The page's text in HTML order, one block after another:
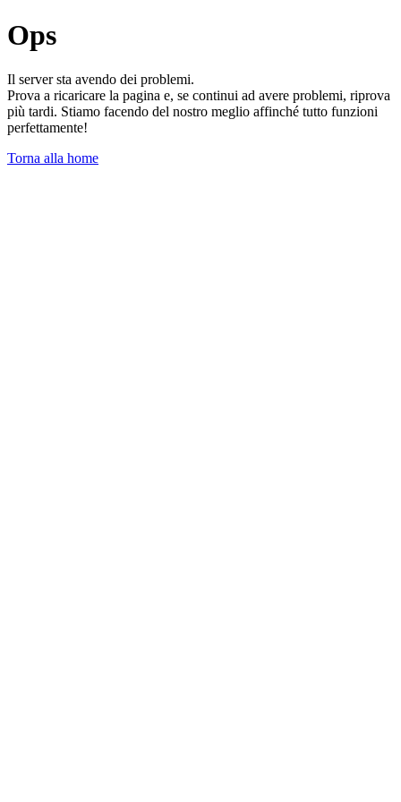
Ops
Il server sta avendo dei problemi.
Prova a ricaricare la pagina e, se continui ad avere problemi, riprova
più tardi. Stiamo facendo del nostro meglio affinché tutto funzioni
perfettamente!
Torna alla home